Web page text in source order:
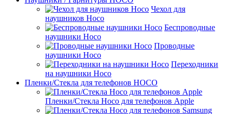
Чехол для
наушников Hoco
Беспроводные
наушники Hoco
Проводные
наушники Hoco
Переходники
на наушники Hoco
Пленки/Стекла для телефонов HOCO
Пленки/Стекла Hoco для телефонов Apple